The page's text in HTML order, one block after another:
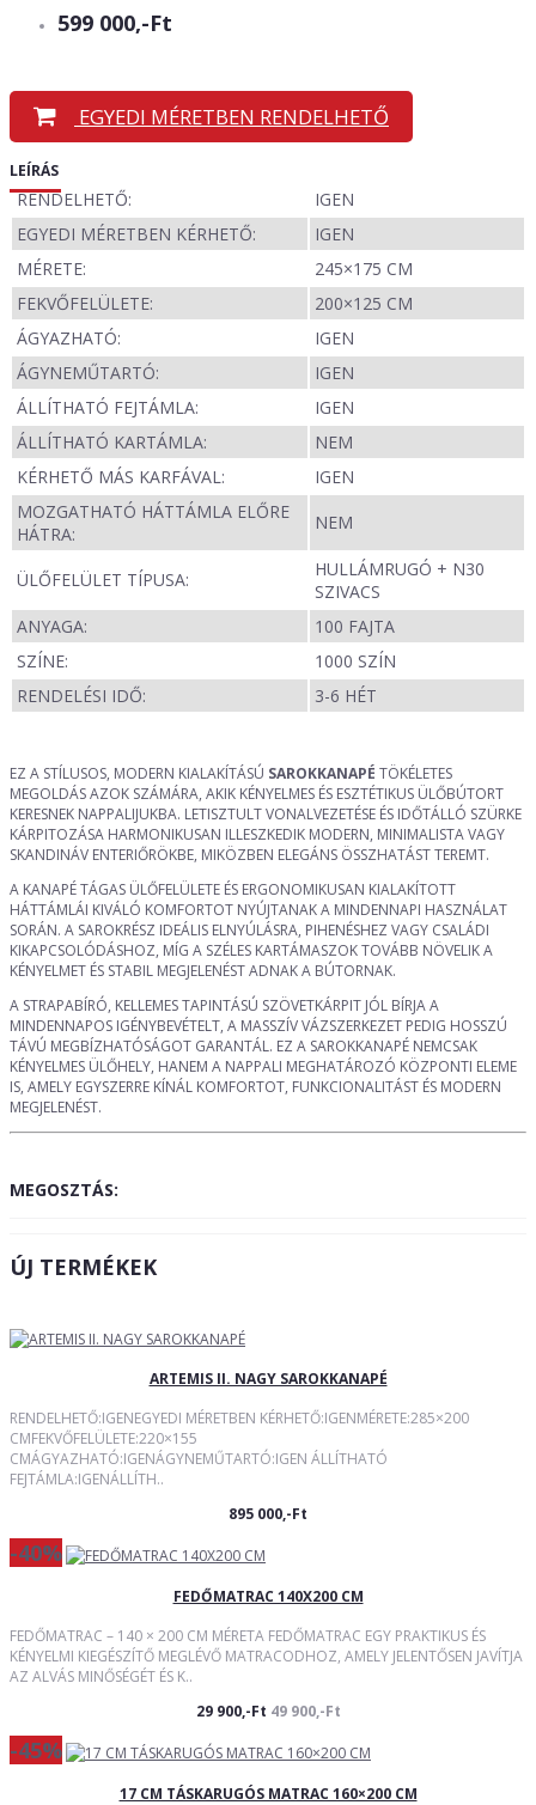
599 000,-Ft
EGYEDI MÉRETBEN RENDELHETŐ
LEÍRÁS
RENDELHETŐ:
IGEN
EGYEDI MÉRETBEN KÉRHETŐ:
IGEN
MÉRETE:
245×175 CM
FEKVŐFELÜLETE:
200×125 CM
ÁGYAZHATÓ:
IGEN
ÁGYNEMŰTARTÓ:
IGEN
ÁLLÍTHATÓ FEJTÁMLA:
IGEN
ÁLLÍTHATÓ KARTÁMLA:
NEM
KÉRHETŐ MÁS KARFÁVAL:
IGEN
MOZGATHATÓ HÁTTÁMLA ELŐRE
HÁTRA:
NEM
ÜLŐFELÜLET TÍPUSA:
HULLÁMRUGÓ + N30
SZIVACS
ANYAGA:
100 FAJTA
SZÍNE:
1000 SZÍN
RENDELÉSI IDŐ:
3-6 HÉT
EZ A STÍLUSOS, MODERN KIALAKÍTÁSÚ SAROKKANAPÉ TÖKÉLETES
MEGOLDÁS AZOK SZÁMÁRA, AKIK KÉNYELMES ÉS ESZTÉTIKUS ÜLŐBÚTORT
KERESNEK NAPPALIJUKBA. LETISZTULT VONALVEZETÉSE ÉS IDŐTÁLLÓ SZÜRKE
KÁRPITOZÁSA HARMONIKUSAN ILLESZKEDIK MODERN, MINIMALISTA VAGY
SKANDINÁV ENTERIŐRÖKBE, MIKÖZBEN ELEGÁNS ÖSSZHATÁST TEREMT.
A KANAPÉ TÁGAS ÜLŐFELÜLETE ÉS ERGONOMIKUSAN KIALAKÍTOTT
HÁTTÁMLÁI KIVÁLÓ KOMFORTOT NYÚJTANAK A MINDENNAPI HASZNÁLAT
SORÁN. A SAROKRÉSZ IDEÁLIS ELNYÚLÁSRA, PIHENÉSHEZ VAGY CSALÁDI
KIKAPCSOLÓDÁSHOZ, MÍG A SZÉLES KARTÁMASZOK TOVÁBB NÖVELIK A
KÉNYELMET ÉS STABIL MEGJELENÉST ADNAK A BÚTORNAK.
A STRAPABÍRÓ, KELLEMES TAPINTÁSÚ SZÖVETKÁRPIT JÓL BÍRJA A
MINDENNAPOS IGÉNYBEVÉTELT, A MASSZÍV VÁZSZERKEZET PEDIG HOSSZÚ
TÁVÚ MEGBÍZHATÓSÁGOT GARANTÁL. EZ A SAROKKANAPÉ NEMCSAK
KÉNYELMES ÜLŐHELY, HANEM A NAPPALI MEGHATÁROZÓ KÖZPONTI ELEME
IS, AMELY EGYSZERRE KÍNÁL KOMFORTOT, FUNKCIONALITÁST ÉS MODERN
MEGJELENÉST.
MEGOSZTÁS:
ÚJ TERMÉKEK
ARTEMIS II. NAGY SAROKKANAPÉ
RENDELHETŐ:IGENEGYEDI MÉRETBEN KÉRHETŐ:IGENMÉRETE:285×200
CMFEKVŐFELÜLETE:220×155
CMÁGYAZHATÓ:IGENÁGYNEMŰTARTÓ:IGEN ÁLLÍTHATÓ
FEJTÁMLA:IGENÁLLÍTH..
895 000,-Ft
-40%
FEDŐMATRAC 140X200 CM
FEDŐMATRAC – 140 × 200 CM MÉRETA FEDŐMATRAC EGY PRAKTIKUS ÉS
KÉNYELMI KIEGÉSZÍTŐ MEGLÉVŐ MATRACODHOZ, AMELY JELENTŐSEN JAVÍTJA
AZ ALVÁS MINŐSÉGÉT ÉS K..
29 900,-Ft 49 900,-Ft
-45%
17 CM TÁSKARUGÓS MATRAC 160×200 CM